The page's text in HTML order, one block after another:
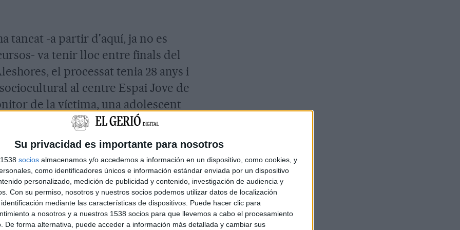
Su privacidad es importante para nosotros
socios almacenamos y/o accedemos a información en un dispositivo, como cookies, y
como identificadores únicos e información estándar enviada por un dispositivo
personalizado, medición de publicidad y contenido, investigación de audiencia y
Con su permiso, nosotros y nuestros socios podemos utilizar datos de localización
mediante las características de dispositivos. Puede hacer clic para
a nosotros y a nuestros 1538 socios para que llevemos a cabo el procesamiento
De forma alternativa, puede acceder a información más detallada y cambiar sus
tancat -a partir d'aquí, ja no es
va tenir lloc entre finals del
el processat tenia 28 anys i
al centre Espai Jove de
de la víctima, una adolescent
declarat en situació de
moment dels fets vivia en una
germana.
tancada. Segons va recollir la
Girona, emesa el juny del 2020, el
que exercia sobre la menor